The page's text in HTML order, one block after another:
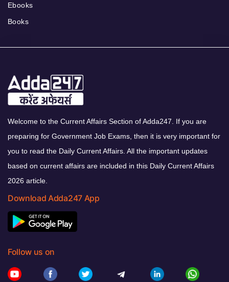
Ebooks
Books
Welcome to the Current Affairs Section of Adda247. If you are
preparing for Government Job Exams, then it is very important for
you to read the Daily Current Affairs. All the important updates
based on current affairs are included in this Daily Current Affairs
2026 article.
Download Adda247 App
Follow us on